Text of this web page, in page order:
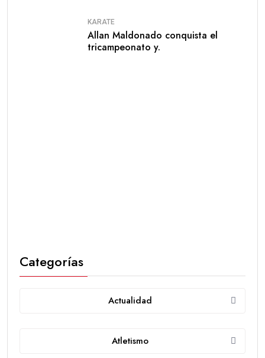
KARATE
Allan Maldonado conquista el
tricampeonato y.
Categorías
Actualidad
Atletismo